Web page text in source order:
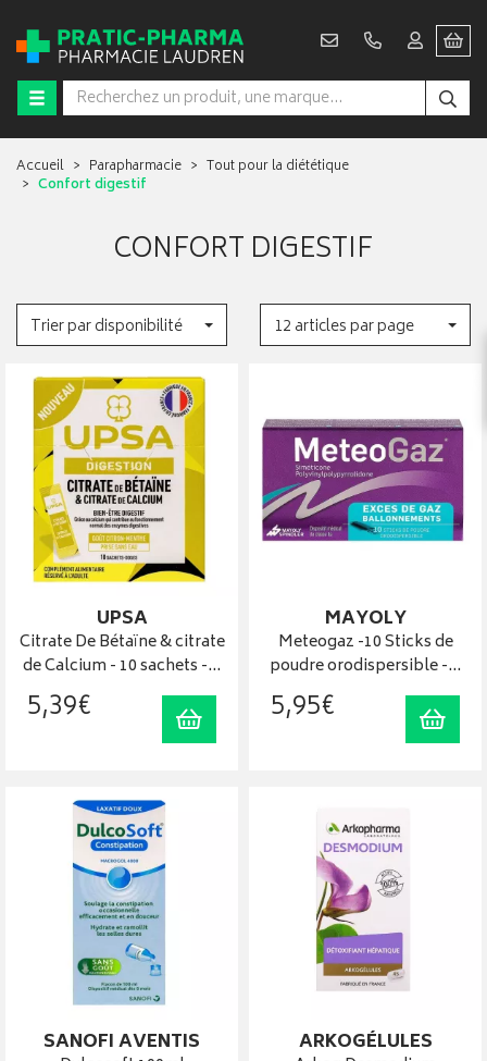
Accueil Parapharmacie
Tout pour la diététique
Confort digestif
CONFORT DIGESTIF
Trier par disponibilité 12 articles par page
UPSA
Citrate De Bétaïne & citrate
de Calcium - 10 sachets -…
5,39€ Ajouter au panier
MAYOLY
Meteogaz -10 Sticks de
poudre orodispersible -…
5,95€
SANOFI AVENTIS ARKOGÉLULES